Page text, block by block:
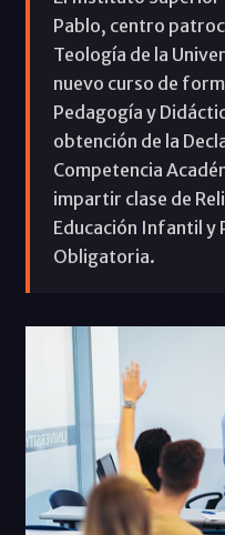
Pablo, centro
Teología de la
nuevo curso de
Pedagogía y
obtención de la
Competencia
impartir clase de
Educación Infantil y
Obligatoria.